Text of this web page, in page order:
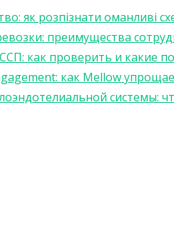
як розпізнати оманливі
преимущества
как проверить и какие
как Mellow
системы: